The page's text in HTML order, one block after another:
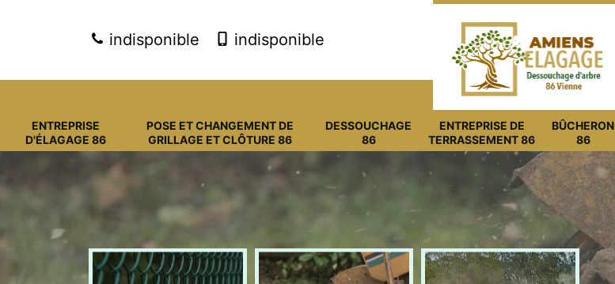
indisponible indisponible
ENTREPRISE
D'ÉLAGAGE 86
POSE ET CHANGEMENT DE
GRILLAGE ET CLÔTURE 86
DESSOUCHAGE
86
ENTREPRISE DE
TERRASSEMENT 86
BÛCHERON
86